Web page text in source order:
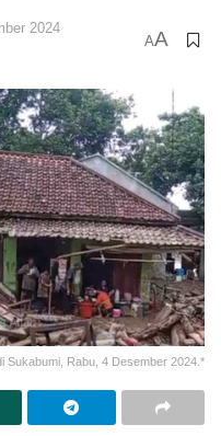
2024
AA
Sukabumi, Rabu, 4 Desember 2024.*